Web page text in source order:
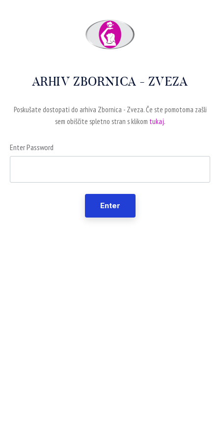
ARHIV ZBORNICA - ZVEZA
Poskušate dostopati do arhiva Zbornica - Zveza. Če ste pomotoma zašli
sem obiščite spletno stran s klikom tukaj.
Enter Password
Enter